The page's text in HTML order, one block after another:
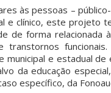
às pessoas –
e clínico, este projeto
de forma relacionada
transtornos
e estadual de
da educação
específico, da